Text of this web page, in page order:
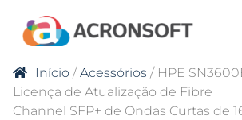
Início /Acessórios / HPE
Licença de Atualização de Fibre
Channel SFP+ de Ondas Curtas de